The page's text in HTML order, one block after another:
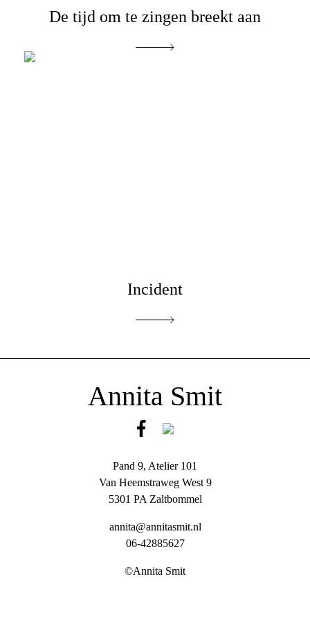
De tijd om te zingen breekt aan
Incident
Annita Smit
Pand 9, Atelier 101
Van Heemstraweg West 9
5301 PA Zaltbommel
annita@annitasmit.nl
06-42885627
©Annita Smit